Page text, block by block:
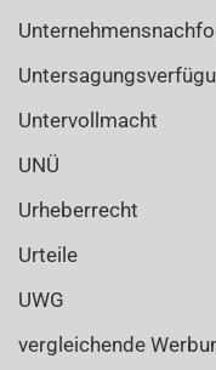
Untervollmacht
UNÜ
Urheberrecht
Urteile
UWG
vergleichende